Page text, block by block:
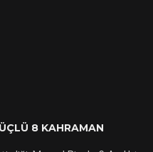
8 KAHRAMAN